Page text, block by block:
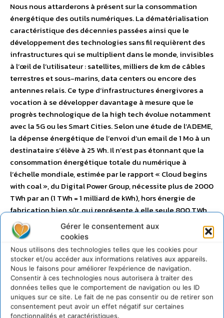
Gérer le consentement aux
cookies
Nous utilisons des technologies telles que les cookies pour
stocker et/ou accéder aux informations relatives aux appareils.
Nous le faisons pour améliorer l’expérience de navigation.
Consentir à ces technologies nous autorisera à traiter des
données telles que le comportement de navigation ou les ID
uniques sur ce site. Le fait de ne pas consentir ou de retirer son
consentement peut avoir un effet négatif sur certaines
fonctionnalités et caractéristiques.
Nous nous attarderons à présent sur la consommation
énergétique des outils numériques. La dématérialisation
caractéristique des décennies passées ainsi que le
développement des technologies sans fil requièrent des
infrastructures qui se multiplient dans le monde, invisibles
à l’œil de l’utilisateur : satellites, milliers de km de câbles
terrestres et sous-marins, data centers ou encore des
antennes relais. Ce type d’infrastructures énergivores a
vocation à se développer davantage à mesure que le
progrès technologique de la high tech évolue notamment
avec la 5G ou les Smart Cities. Selon une étude de l’ADEME,
la dépense énergétique de l’envoi d’un email de 1 Mo à un
destinataire s’élève à 25 Wh. Il n’est pas étonnant que la
consommation énergétique totale du numérique à
l’échelle mondiale, estimée par le rapport « Cloud begins
with coal », du Digital Power Group, nécessite plus de 2000
TWh par an (1 TWh = 1 milliard de kWh), hors énergie de
fabrication bien sûr, qui représente à elle seule 800 TWh
supplémentaires; et cela, rien qu’en 2013. Ceci représente
4 fois la consommation électrique française annuelle, et
10% de toute l’électricité mondiale. Environ 40% de ce
résultat, soit 800 TWh, seraient liés aux équipements de
réseaux (cellulaires, wifi, transmission…), tandis que 60%,
soit 1200 TWh, aux terminaux des utilisateurs (produits
finis). Cela fait du numérique un émetteur de CO2 plus
important que l’ensemble du trafic aérien, un constat